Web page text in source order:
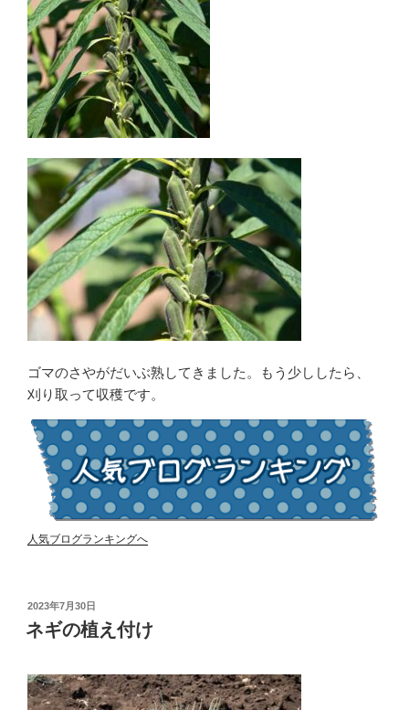
ゴマのさやがだいぶ熟してきました。もう少ししたら、
刈り取って収穫です。
人気ブログランキングへ
投
稿
日:
2023年7月30日
ネギの植え付け